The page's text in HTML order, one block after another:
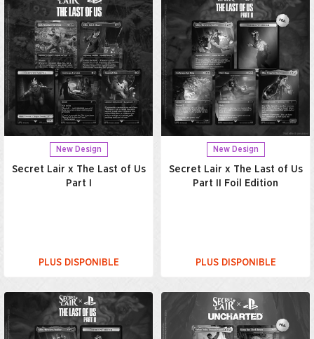
New Design
Secret Lair x The Last of Us
Part I
PLUS DISPONIBLE
New Design
Secret Lair x The Last of Us
Part II Foil Edition
PLUS DISPONIBLE